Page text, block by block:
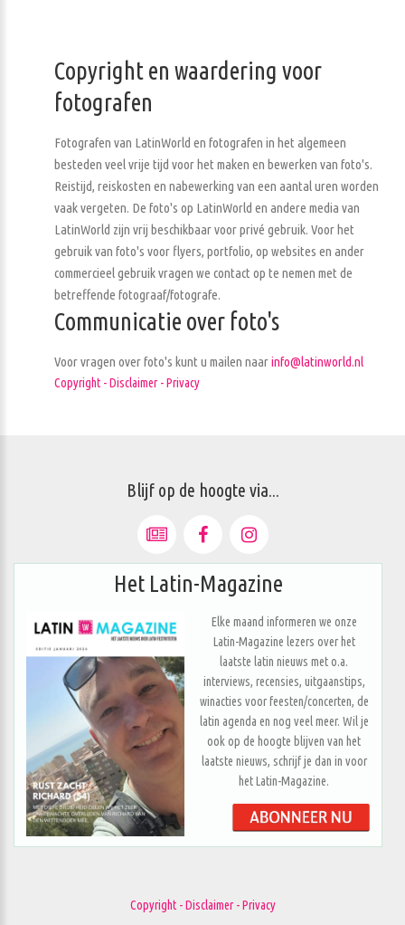
Copyright en waardering voor
fotografen
Fotografen van LatinWorld en fotografen in het algemeen
besteden veel vrije tijd voor het maken en bewerken van foto's.
Reistijd, reiskosten en nabewerking van een aantal uren worden
vaak vergeten. De foto's op LatinWorld en andere media van
LatinWorld zijn vrij beschikbaar voor privé gebruik. Voor het
gebruik van foto's voor flyers, portfolio, op websites en ander
commercieel gebruik vragen we contact op te nemen met de
betreffende fotograaf/fotografe.
Communicatie over foto's
Voor vragen over foto's kunt u mailen naarinfo@latinworld.nl
Copyright - Disclaimer - Privacy
Blijf op de hoogte via...
Het Latin-Magazine
Elke maand informeren we onze
Latin-Magazine lezers over het
laatste latin nieuws met o.a.
interviews, recensies, uitgaanstips,
winacties voor feesten/concerten, de
latin agenda en nog veel meer. Wil je
ook op de hoogte blijven van het
laatste nieuws, schrijf je dan in voor
het Latin-Magazine.
Copyright - Disclaimer - Privacy